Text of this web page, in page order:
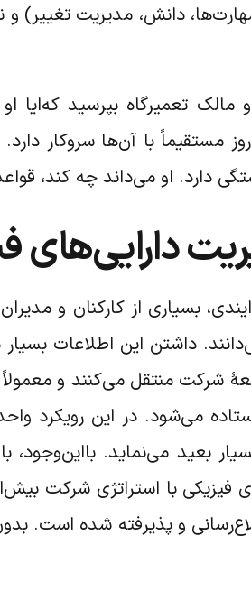
دانش، مدیریت تغییر) و
تعمیرگاه بپرسید که‌ایا
مستقیماً با آن‌ها سروکار
دارد. او می‌داند چه کند،
دارایی‌های
بسیاری از کارکنان و
داشتن این اطلاعات
شرکت منتقل می‌کنند و
می‌شود. در این رویکرد
می‌نماید. بااین‌وجود،
فیزیکی با استراتژی شرکت
و پذیرفته شده است.